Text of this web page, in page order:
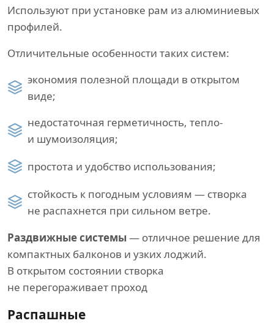
Используют при установке рам из алюминиевых
профилей.
Отличительные особенности таких систем:
экономия полезной площади в открытом
виде;
недостаточная герметичность, тепло-
и шумоизоляция;
простота и удобство использования;
стойкость к погодным условиям — створка
не распахнется при сильном ветре.
Раздвижные системы — отличное решение для
компактных балконов и узких лоджий.
В открытом состоянии створка
не перегораживает проход
Распашные